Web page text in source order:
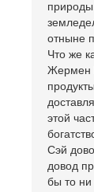
отныне
Что же
Жермен
этой
Сэй
довод
бы то ни